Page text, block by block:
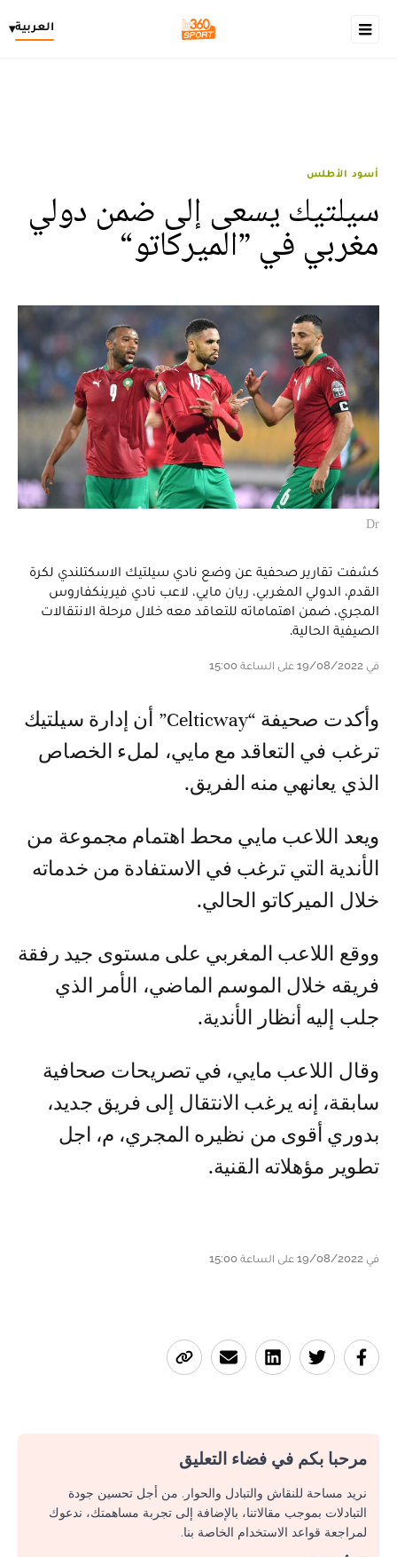
العربية▾
أسود الأطلس
سيلتيك يسعى إلى ضمن دولي
مغربي في ”الميركاتو“
Dr
كشفت تقارير صحفية عن وضع نادي سيلتيك الاسكتلندي لكرة
القدم، الدولي المغربي، ريان مايي، لاعب نادي فيرينكفاروس
المجري، ضمن اهتماماته للتعاقد معه خلال مرحلة الانتقالات
الصيفية الحالية.
في 19/08/2022 على الساعة 15:00
وأكدت صحيفة “Celticway” أن إدارة سيلتيك
ترغب في التعاقد مع مايي، لملء الخصاص
الذي يعانهي منه الفريق.
ويعد اللاعب مايي محط اهتمام مجموعة من
الأندية التي ترغب في الاستفادة من خدماته
خلال الميركاتو الحالي.
ووقع اللاعب المغربي على مستوى جيد رفقة
فريقه خلال الموسم الماضي، الأمر الذي
جلب إليه أنظار الأندية.
وقال اللاعب مايي، في تصريحات صحافية
سابقة، إنه يرغب الانتقال إلى فريق جديد،
بدوري أقوى من نظيره المجري، م، اجل
تطوير مؤهلاته القنية.
في 19/08/2022 على الساعة 15:00
مرحبا بكم في فضاء التعليق
نريد مساحة للنقاش والتبادل والحوار. من أجل تحسين جودة
التبادلات بموجب مقالاتنا، بالإضافة إلى تجربة مساهمتك، ندعوك
لمراجعة قواعد الاستخدام الخاصة بنا.